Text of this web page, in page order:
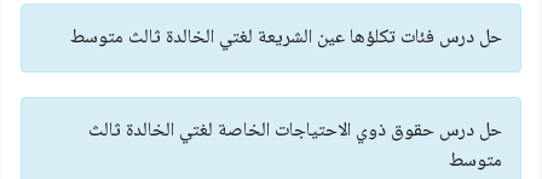
حل درس فئات تكلؤها عين الشريعة لغتي الخالدة ثالث متوسط
حل درس حقوق ذوي الاحتياجات الخاصة لغتي الخالدة ثالث
متوسط